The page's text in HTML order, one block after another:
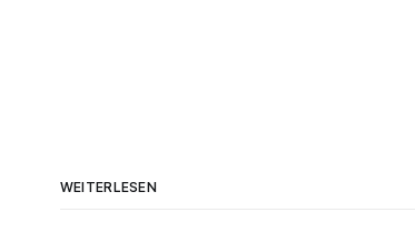
WEITERLESEN